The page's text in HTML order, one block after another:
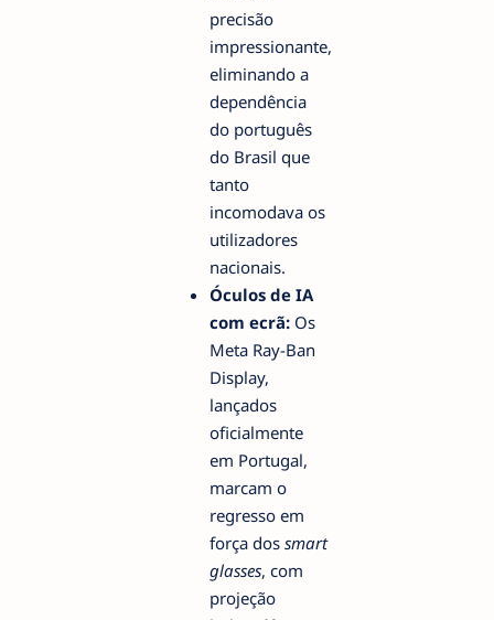
precisão
impressionante,
eliminando a
dependência
do português
do Brasil que
tanto
incomodava os
utilizadores
nacionais.
Óculos de IA
com ecrã: Os
Meta Ray-Ban
Display,
lançados
oficialmente
em Portugal,
marcam o
regresso em
força dos smart
glasses, com
projeção